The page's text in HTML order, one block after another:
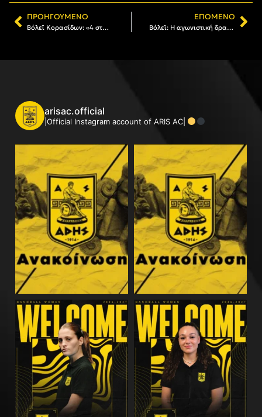
ΠΡΟΗΓΟΎΜΕΝΟ
Βόλεϊ Κορασίδων: «4 στα 4» για τον ΑΡΗ
ΕΠΌΜΕΝΟ
Βόλεϊ: Η αγωνιστική δραστηριότητα του Α.Σ. ΑΡΗΣ
arisac.official
|Official Instagram account of ARIS AC|